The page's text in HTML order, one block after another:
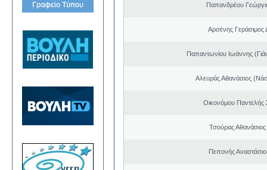
Παπανδρέου
Αρσένης Γεράσιμος
Παπαντωνίου Ιωάννης
Αλευράς Αθανάσιος
Οικονόμου Παντελής
Τσούρας
Πεπονής